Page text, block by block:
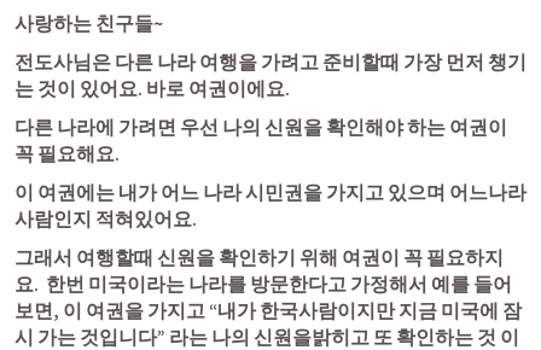
사랑하는 친구들~
전도사님은 다른 나라 여행을 가려고 준비할때 가장 먼저 챙기
는 것이 있어요. 바로 여권이에요.
다른 나라에 가려면 우선 나의 신원을 확인해야 하는 여권이
꼭 필요해요.
이 여권에는 내가 어느 나라 시민권을 가지고 있으며 어느나라
사람인지 적혀있어요.
그래서 여행할때 신원을 확인하기 위해 여권이 꼭 필요하지
요.  한번 미국이라는 나라를 방문한다고 가정해서 예를 들어
보면, 이 여권을 가지고 “내가 한국사람이지만 지금 미국에 잠
시 가는 것입니다” 라는 나의 신원을밝히고 또 확인하는 것 이